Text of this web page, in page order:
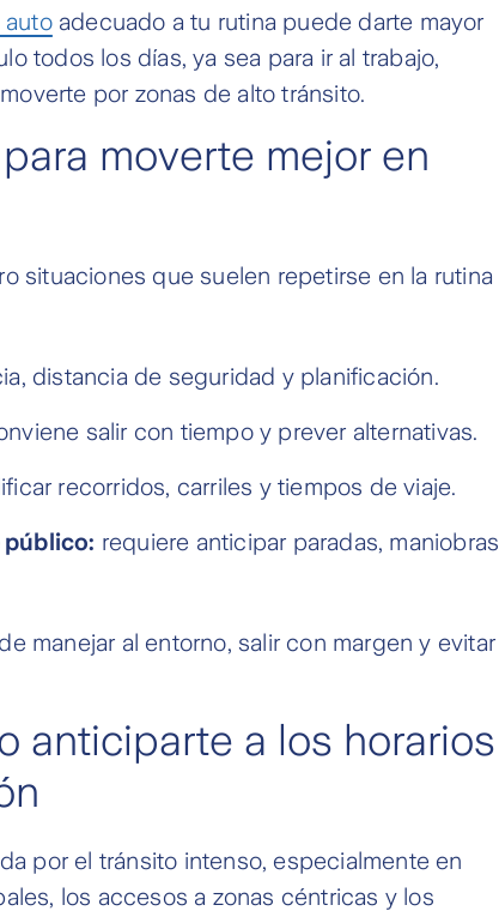
autoadecuado a tu rutina puede darte mayor
todos los días, ya sea para ir al trabajo,
por zonas de alto tránsito.
moverte mejor en
situaciones que suelen repetirse en la rutina
distancia de seguridad y planificación.
salir con tiempo y prever alternativas.
recorridos, carriles y tiempos de viaje.
requiere anticipar paradas, maniobras
manejar al entorno, salir con margen y evitar
anticiparte a los horarios
por el tránsito intenso, especialmente en
los accesos a zonas céntricas y los